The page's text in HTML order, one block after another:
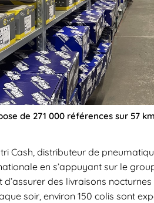
de 271 000 références sur 57
Cash, distributeur de
en s’appuyant sur le
d’assurer des livraisons
soir, environ 150 colis sont